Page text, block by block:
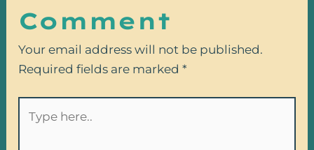
Comment
Your email address will not be published.
Required fields are marked*
here..